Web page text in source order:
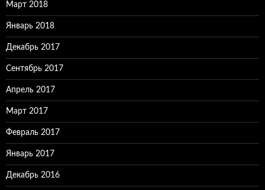
Март 2018
Январь 2018
Декабрь 2017
Сентябрь 2017
Апрель 2017
Март 2017
Февраль 2017
Январь 2017
Декабрь 2016